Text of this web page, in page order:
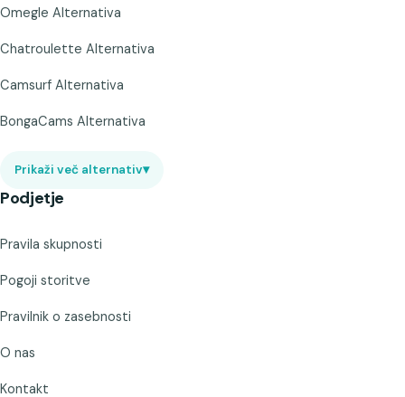
Omegle Alternativa
Chatroulette Alternativa
Camsurf Alternativa
BongaCams Alternativa
Prikaži več alternativ▾
Podjetje
Pravila skupnosti
Pogoji storitve
Pravilnik o zasebnosti
O nas
Kontakt